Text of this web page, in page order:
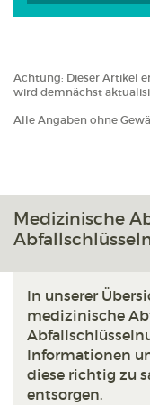
Achtung: Dieser Artikel
wird demnächst
Alle Angaben ohne
Medizinische
In unserer
medizinische
Informationen
diese richtig zu
entsorgen.